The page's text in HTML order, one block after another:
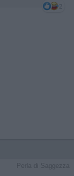
2
Perla di Saggezza